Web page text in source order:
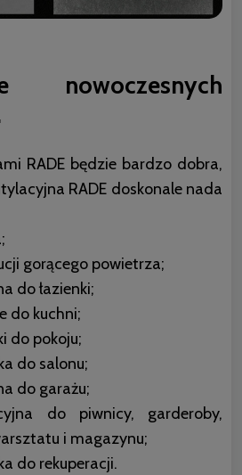
nowoczesnych
RADE będzie bardzo dobra,
RADE doskonale nada
gorącego powietrza;
do łazienki;
do kuchni;
do pokoju;
do salonu;
do garażu;
do piwnicy, garderoby,
i magazynu;
do rekuperacji.